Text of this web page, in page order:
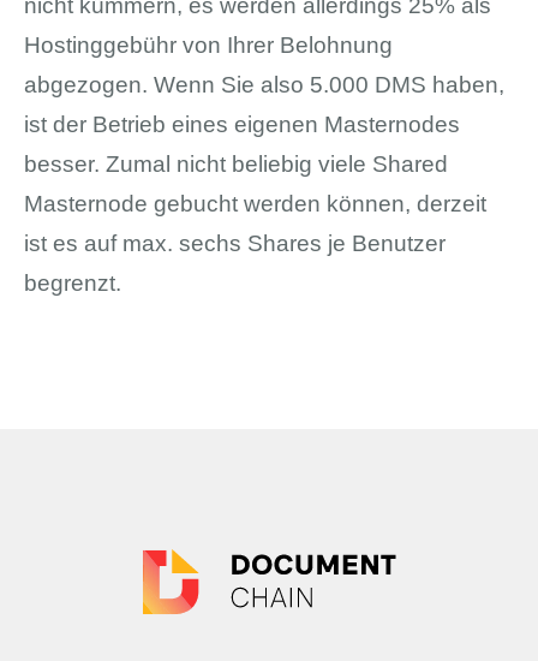
nicht kümmern, es werden allerdings 25% als
Hostinggebühr von Ihrer Belohnung
abgezogen. Wenn Sie also 5.000 DMS haben,
ist der Betrieb eines eigenen Masternodes
besser. Zumal nicht beliebig viele Shared
Masternode gebucht werden können, derzeit
ist es auf max. sechs Shares je Benutzer
begrenzt.